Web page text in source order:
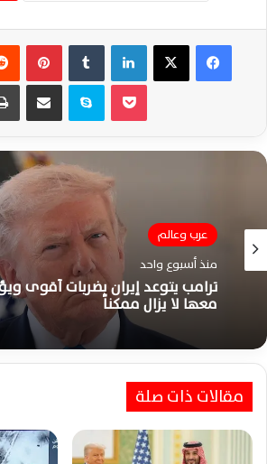
فيسبوك ‫X لينكدإن بينتيريست
سكايب مشاركة عبر البريد
عرب وعالم
منذ أسبوع واحد
ترامب يتوعد إيران بضربات أقوى
معها لا يزال ممكناً
عرب وعالم
منذ أسبوعين
ضربات أمريكية سعودية بالعراق
مستشارين إيرانيين وتصعيد أمني
مقالات ذات صلة